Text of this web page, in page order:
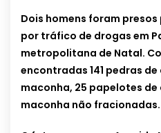
Dois homens foram
por tráfico de drogas em
metropolitana de Natal.
encontradas 141 pedras
maconha, 25 papelotes
maconha não fracionadas.